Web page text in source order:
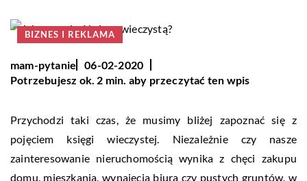
BIZNES I REKLAMA
mam-pytanie
06-02-2020
Potrzebujesz ok. 2 min. aby przeczytać ten wpis
Przychodzi taki czas, że musimy bliżej zapoznać się z
pojęciem księgi wieczystej. Niezależnie czy nasze
zainteresowanie nieruchomością wynika z chęci zakupu
domu, mieszkania, wynajęcia biura czy pustych gruntów, w